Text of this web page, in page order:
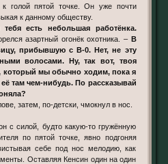
голой пятой точке. Он уже почти
к данному обществу.
есть небольшая работёнка.
азартный огонёк охотника. – В
прибывшую с В-0. Нет, не эту
волосами. Ну, так вот, твоя
который мы обычно ходим, пока я
там чем-нибудь. По рассказывай
затем, по-детски, чмокнул в нос.
с силой, будто какую-то гружённую
по пятой точке, явно подгоняя
себе под нос мелодию, как
Оставляя Кенсин один на один